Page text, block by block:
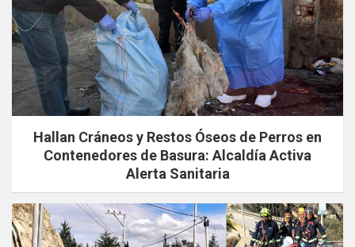
Hallan Cráneos y Restos Óseos de Perros en
Contenedores de Basura: Alcaldía Activa
Alerta Sanitaria